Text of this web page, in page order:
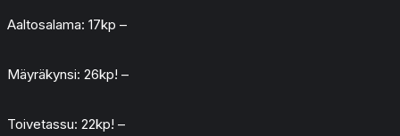
Aaltosalama: 17kp –
Mäyräkynsi: 26kp! –
Toivetassu: 22kp! –